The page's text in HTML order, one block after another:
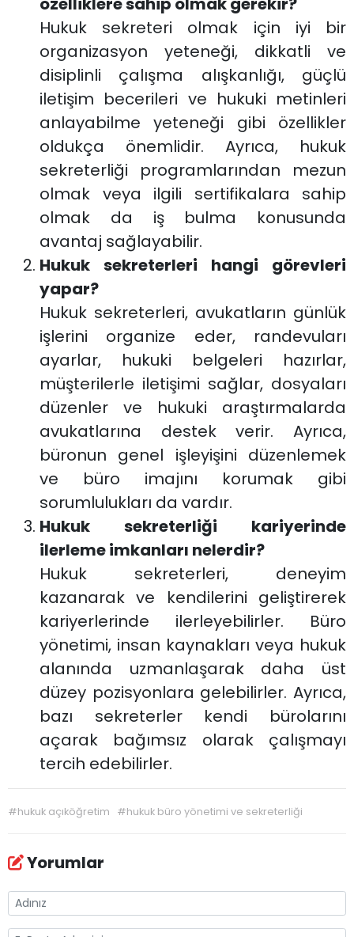
Hukuk sekreteri olmak için iyi bir
organizasyon yeteneği, dikkatli ve
disiplinli çalışma alışkanlığı, güçlü
iletişim becerileri ve hukuki metinleri
anlayabilme yeteneği gibi özellikler
oldukça önemlidir. Ayrıca, hukuk
sekreterliği programlarından mezun
olmak veya ilgili sertifikalara sahip
olmak da iş bulma konusunda
avantaj sağlayabilir.
Hukuk sekreterleri hangi görevleri
yapar?
Hukuk sekreterleri, avukatların günlük
işlerini organize eder, randevuları
ayarlar, hukuki belgeleri hazırlar,
müşterilerle iletişimi sağlar, dosyaları
düzenler ve hukuki araştırmalarda
avukatlarına destek verir. Ayrıca,
büronun genel işleyişini düzenlemek
ve büro imajını korumak gibi
sorumlulukları da vardır.
Hukuk sekreterliği kariyerinde
ilerleme imkanları nelerdir?
Hukuk sekreterleri, deneyim
kazanarak ve kendilerini geliştirerek
kariyerlerinde ilerleyebilirler. Büro
yönetimi, insan kaynakları veya hukuk
alanında uzmanlaşarak daha üst
düzey pozisyonlara gelebilirler. Ayrıca,
bazı sekreterler kendi bürolarını
açarak bağımsız olarak çalışmayı
tercih edebilirler.
#hukuk açıköğretim #hukuk büro yönetimi ve sekreterliği
Yorumlar